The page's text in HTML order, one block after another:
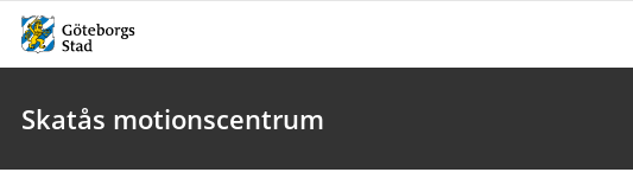
Skatås motionscentrum